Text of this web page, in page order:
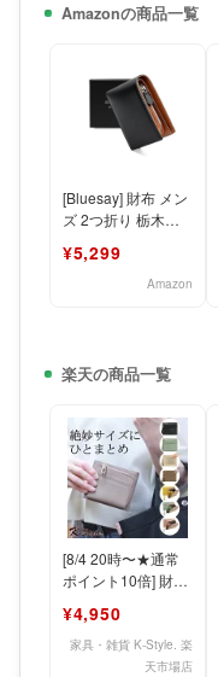
Amazonの商品一覧
[Bluesay] 財布 メン
ズ 2つ折り 栃木レ
つ折り財
¥5,299
Amazon
楽天の商品一覧
[8/4 20時〜★通常
ポイント10倍] 財布
ニウォレット
¥4,950
家具・雑貨 K-Style. 楽
天市場店